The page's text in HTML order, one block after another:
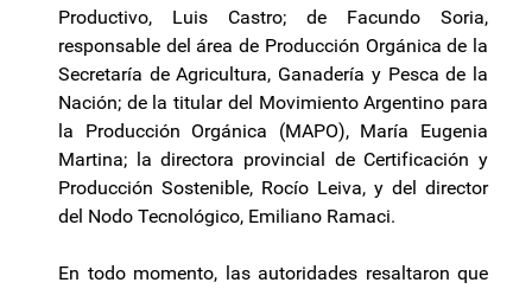
Productivo, Luis Castro; de Facundo Soria,
responsable del área de Producción Orgánica de la
Secretaría de Agricultura, Ganadería y Pesca de la
Nación; de la titular del Movimiento Argentino para
la Producción Orgánica (MAPO), María Eugenia
Martina; la directora provincial de Certificación y
Producción Sostenible, Rocío Leiva, y del director
del Nodo Tecnológico, Emiliano Ramaci.
En todo momento, las autoridades resaltaron que